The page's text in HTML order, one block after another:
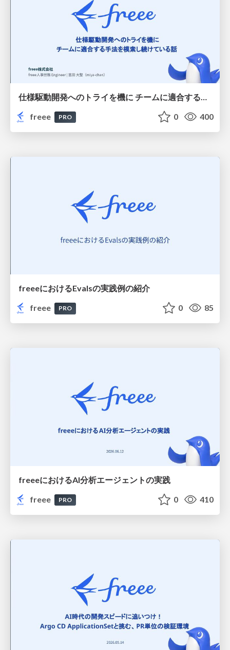
仕様駆動開発へのトライを機に チームに適合する手法を模索し続けている話
freee
PRO 0 400
freeeにおけるEvalsの実践例の紹介
freee
PRO 0 85
freeeにおけるAI分析エージェントの実践
freee
PRO 0 410